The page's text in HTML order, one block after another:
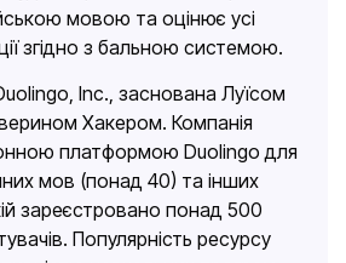
мовою та оцінює усі
згідно з бальною системою.
Inc., заснована Луїсом
Хакером. Компанія
платформою Duolingo для
мов (понад 40) та інших
зареєстровано понад 500
Популярність ресурсу